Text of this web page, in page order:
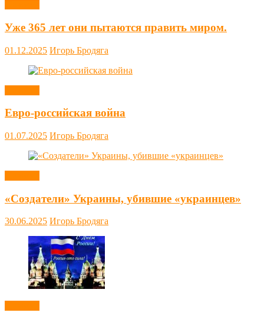
Уже 365 лет они пытаются править миром.
01.12.2025 Игорь Бродяга
Евро-российская война
01.07.2025 Игорь Бродяга
«Создатели» Украины, убившие «украинцев»
30.06.2025 Игорь Бродяга